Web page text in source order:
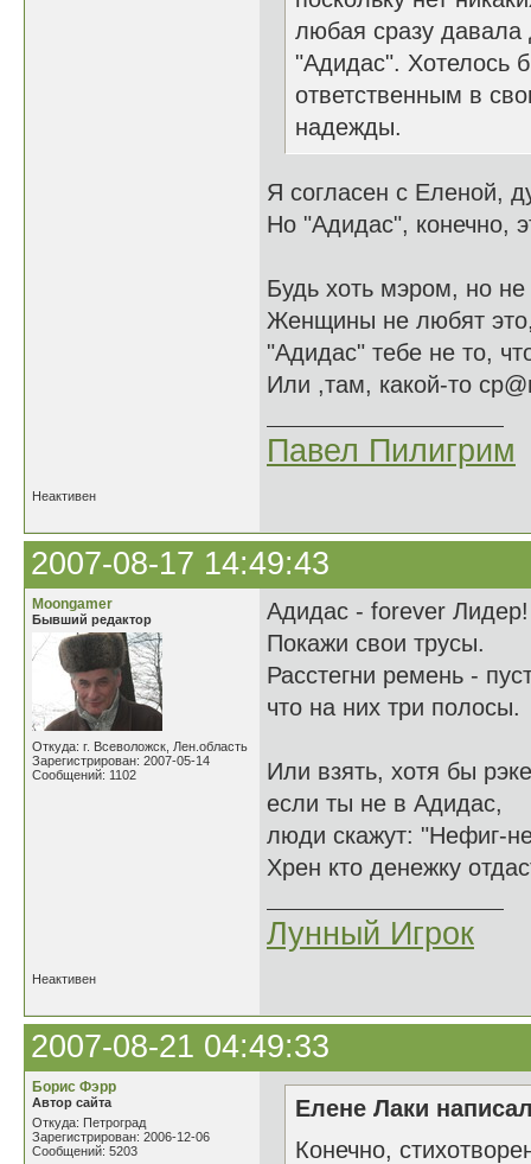
любая сразу
"Адидас". Хотелось
ответственным в
надежды.
Я согласен с Еленой,
Но "Адидас", конечно,
Будь хоть мэром, но
Женщины не любят
"Адидас" тебе не то,
Или ,там, какой-то
Павел Пилигрим
Неактивен
2007-08-17 14:49:43
Moongamer
Бывший редактор
Откуда: г. Всеволожск, Лен.область
Зарегистрирован: 2007-05-14
Сообщений: 1102
Адидас - forever Лидер!
Покажи свои трусы.
Расстегни ремень -
что на них три полосы.
Или взять, хотя бы
если ты не в Адидас,
люди скажут: "Нефиг-
Хрен кто денежку
Лунный Игрок
Неактивен
2007-08-21 04:49:33
Борис Фэрр
Автор сайта
Откуда: Петроград
Зарегистрирован: 2006-12-06
Сообщений: 5203
Елене Лаки
Конечно,